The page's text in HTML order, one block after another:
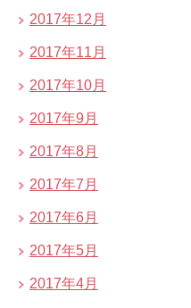
2017年12月
2017年11月
2017年10月
2017年9月
2017年8月
2017年7月
2017年6月
2017年5月
2017年4月